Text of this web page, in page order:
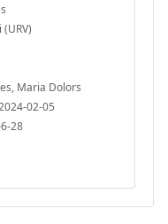
Maria Dolors
02-05
28